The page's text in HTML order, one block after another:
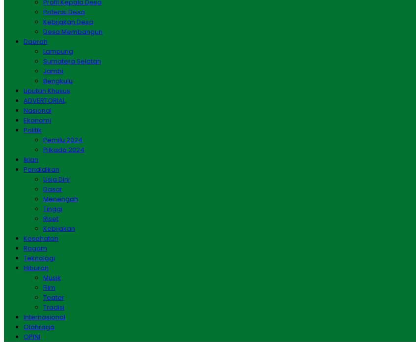
Profil Kepala Desa
Potensi Desa
Kebijakan Desa
Desa Membangun
Daerah
Lampung
Sumatera Selatan
Jambi
Bengkulu
Liputan Khusus
ADVERTORIAL
Nasional
Ekonomi
Politik
Pemilu 2024
Pilkada 2024
Iklan
Pendidikan
Usia Dini
Dasar
Menengah
Tinggi
Riset
Kebijakan
Kesehatan
Ragam
Teknologi
Hiburan
Musik
Film
Teater
Tradisi
Internasional
Olahraga
OPINI